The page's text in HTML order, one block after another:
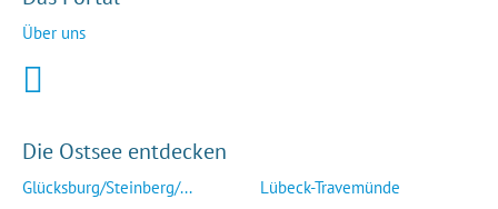
Über uns
Die Ostsee entdecken
Glücksburg/Steinberg/...
Lübeck-Travemünde